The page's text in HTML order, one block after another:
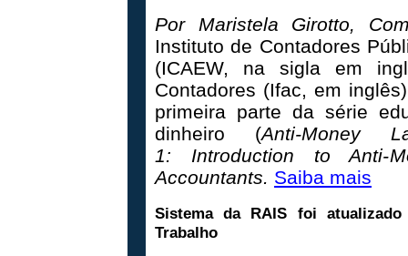
Por Maristela Girotto,
Instituto de Contadores
(ICAEW, na sigla em
Contadores (Ifac, em
primeira parte da série
dinheiro (Anti-Money
1: Introduction to Anti-
Accountants. Saiba mais
Sistema da RAIS foi
Trabalho